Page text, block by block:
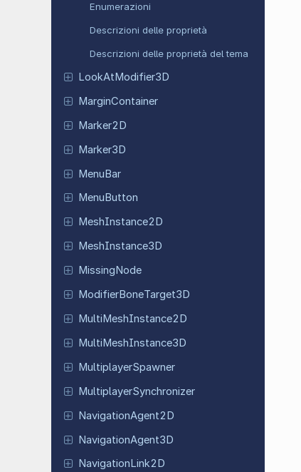
Enumerazioni
Descrizioni delle proprietà
Descrizioni delle proprietà del tema
LookAtModifier3D
MarginContainer
Marker2D
Marker3D
MenuBar
Menu Button
MeshInstance2D
MeshInstance3D
MissingNode
ModifierBoneTarget3D
MultiMeshInstance2D
MultiMeshInstance3D
MultiplayerSpawner
MultiplayerSynchronizer
NavigationAgent2D
NavigationAgent3D
Navigation Link2D